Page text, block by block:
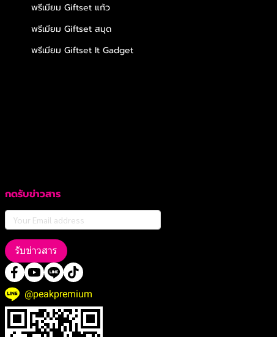
พรีเมียม Giftset แก้ว
พรีเมียม Giftset สมุด
พรีเมียม Giftset It Gadget
กดรับข่าวสาร
รับข่าวสาร
@peakpremium